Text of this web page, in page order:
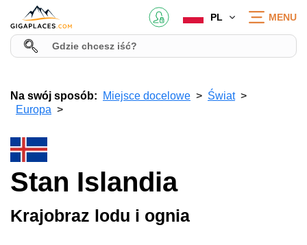
PL MENU
Na swój sposób: Miejsce docelowe
Świat
Europa
Stan Islandia
Krajobraz lodu i ognia